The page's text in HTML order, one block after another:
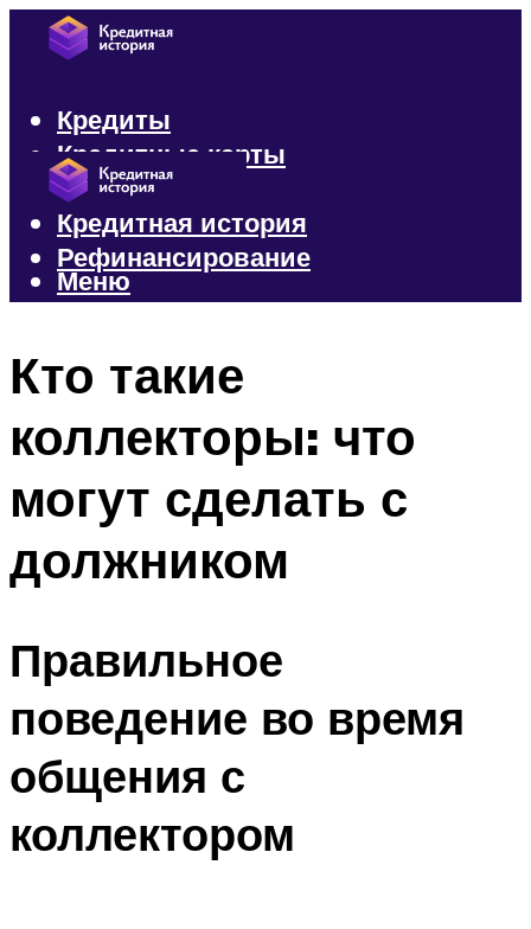
Кредиты
Кредитные карты
Микрозаймы
Кредитная история
Рефинансирование
Меню
Кто такие
коллекторы: что
могут сделать с
должником
Правильное
поведение во время
общения с
коллектором